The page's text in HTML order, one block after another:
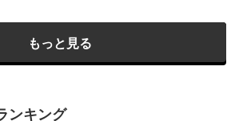
もっと見る
ンキング